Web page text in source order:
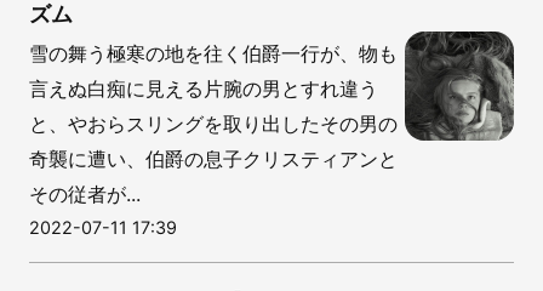
ズム
雪の舞う極寒の地を往く伯爵一行が、物も
言えぬ白痴に見える片腕の男とすれ違う
と、やおらスリングを取り出したその男の
奇襲に遭い、伯爵の息子クリスティアンと
その従者が...
2022-07-11 17:39